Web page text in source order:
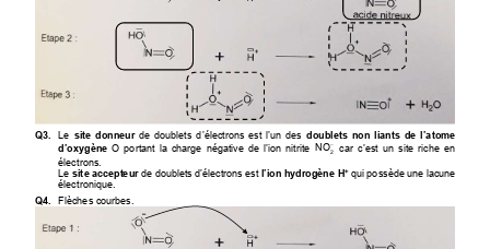
Q3. Le site  donneur de doublets d’électrons est l’un des doublets non liants de l’atome
d’oxygène O portant  la  charge  négative de  l’ion  nitrite 2
NO−
car  c’est  un  site  riche en
électrons.
Le site accepteur de doublets d’électrons est l’ion hydrogène H+ qui possède une lacune
électronique.
Q4.
Flèches courbes.